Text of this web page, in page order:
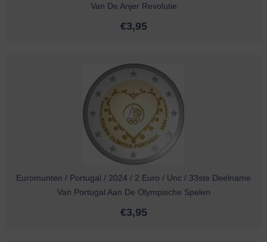
Van De Anjer Revolutie
€3,95
Euromunten / Portugal / 2024 / 2 Euro / Unc / 33ste Deelname
Van Portugal Aan De Olympische Spelen
€3,95